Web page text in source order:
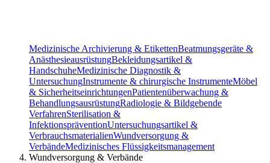
Medizinische Archivierung & EtikettenBeatmungsgeräte &
AnästhesieausrüstungBekleidungsartikel &
HandschuheMedizinische Diagnostik &
UntersuchungInstrumente & chirurgische InstrumenteMöbel
& SicherheitseinrichtungenPatientenüberwachung &
BehandlungsausrüstungRadiologie & Bildgebende
VerfahrenSterilisation &
InfektionspräventionUntersuchungsartikel &
VerbrauchsmaterialienWundversorgung &
VerbändeMedizinisches Flüssigkeitsmanagement
Wundversorgung & Verbände